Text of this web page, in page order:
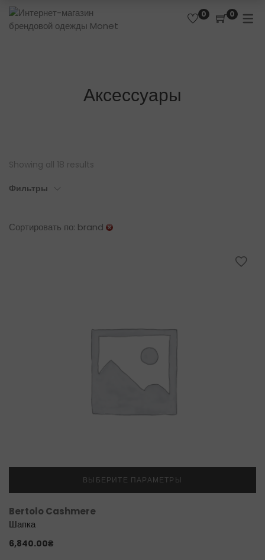
0 0
Аксессуары
Showing all 18 results
Фильтры
Сортировать по: brand
ВЫБЕРИТЕ ПАРАМЕТРЫ
Bertolo Cashmere
Шапка
6,840.00₴